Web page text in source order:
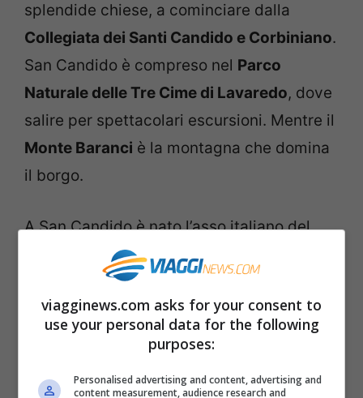
splendide chiese, a cominciare dalla
Collegiata dei Santi Candido e Corbiniano.
San Candido è compreso nel Parco
Naturale delle Tre Cime di Lavaredo, dove
salire per spettacolari escursioni. Mentre il
Monte Baranci è la montagna che domina
il borgo.
A San Candido è nato l’asso italiano del
Jannik Sinner
Rasiglia (Perugia)
viagginews.com asks for your consent to
use your personal data for the following
purposes:
Personalised advertising and content, advertising and
content measurement, audience research and